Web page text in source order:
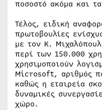
ποσοστό ακόμα και
Τέλος, ειδική
πρωτοβουλίες
με τον Κ.
περί των 150.000
χρησιμοποιούν
Microsoft, αριθμός
καθώς η εταιρεία
δυναμικές
χώρο.